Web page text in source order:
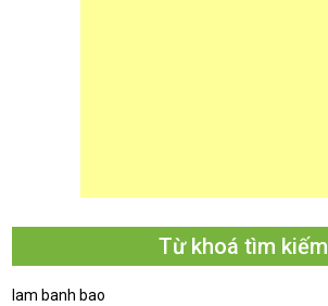
Từ khoá tìm kiếm
lam banh bao